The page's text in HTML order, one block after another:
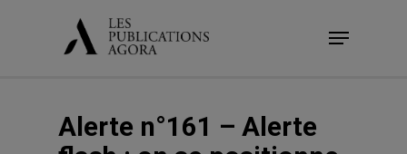
Menu
Alerte n°161 – Alerte